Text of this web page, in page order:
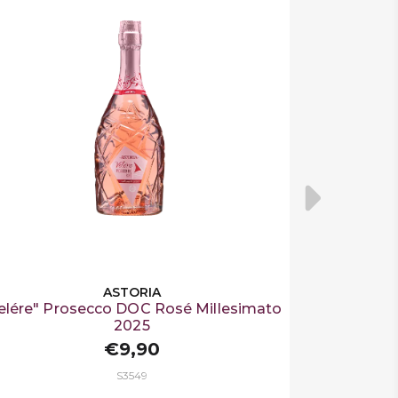
ASTORIA
Prosecco DOC Rosé Millesimato
2025
€9,90
S3549